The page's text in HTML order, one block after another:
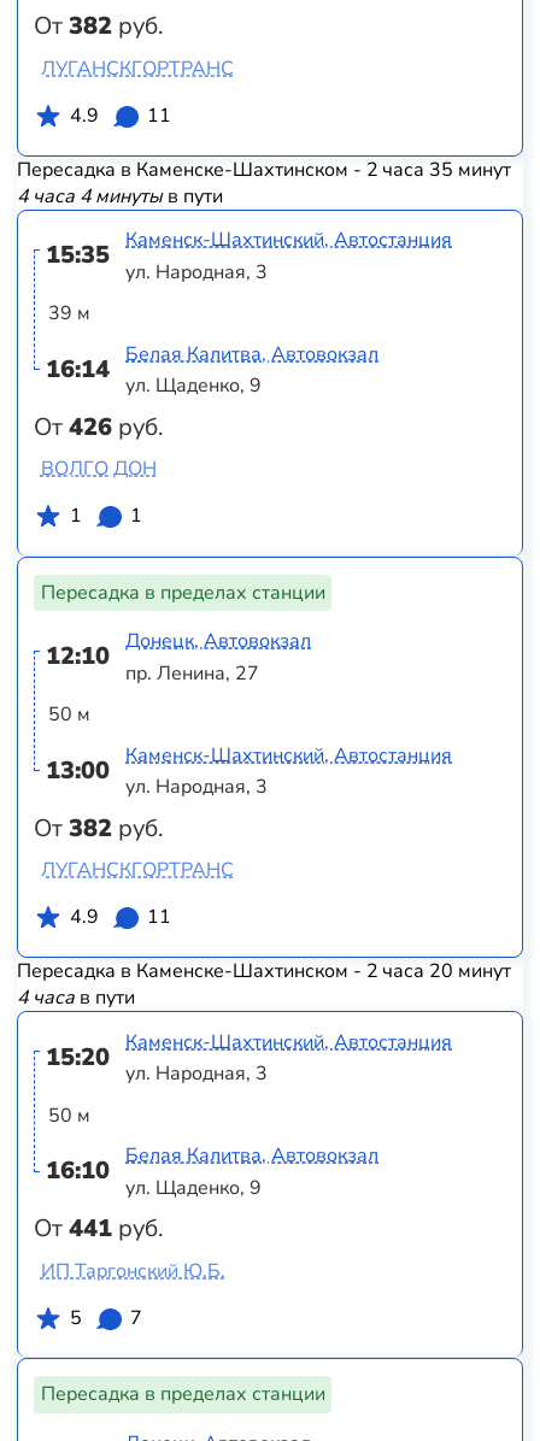
От382 руб.
ЛУГАНСКГОРТРАНС
4.9
11
Пересадка в Каменске-Шахтинском - 2 часа 35 минут
4 часа 4 минутыв пути
15:35
39 м
16:14
От426 руб.
Каменск-Шахтинский, Автостанция
ул. Народная, 3
Белая Калитва, Автовокзал
ул. Щаденко, 9
ВОЛГО ДОН
1
1
Пересадка в пределах станции
12:10
50 м
13:00
От382 руб.
Донецк, Автовокзал
пр. Ленина, 27
Каменск-Шахтинский, Автостанция
ул. Народная, 3
ЛУГАНСКГОРТРАНС
4.9
11
Пересадка в Каменске-Шахтинском - 2 часа 20 минут
4 часав пути
15:20
50 м
16:10
От441 руб.
Каменск-Шахтинский, Автостанция
ул. Народная, 3
Белая Калитва, Автовокзал
ул. Щаденко, 9
ИП Таргонский Ю.Б.
5
7
Пересадка в пределах станции